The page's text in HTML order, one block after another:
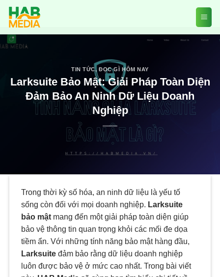
Skip
content
TIN TỨC,ĐỌC GÌ HÔM NAY
Larksuite Bảo Mật: Giải Pháp Toàn Diện
Đảm Bảo An Ninh Dữ Liệu Doanh
Nghiệp
Trong thời kỳ số hóa, an ninh dữ liệu là yếu tố
sống còn đối với mọi doanh nghiệp. Larksuite
bảo mật mang đến một giải pháp toàn diện giúp
bảo vệ thông tin quan trọng khỏi các mối đe dọa
tiềm ẩn. Với những tính năng bảo mật hàng đầu,
Larksuite đảm bảo rằng dữ liệu doanh nghiệp
luôn được bảo vệ ở mức cao nhất. Trong bài viết